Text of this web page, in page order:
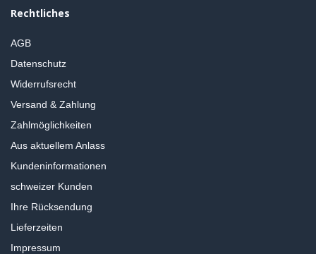
Rechtliches
AGB
Datenschutz
Widerrufsrecht
Versand & Zahlung
Zahlmöglichkeiten
Aus aktuellem Anlass
Kundeninformationen
schweizer Kunden
Ihre Rücksendung
Lieferzeiten
Impressum